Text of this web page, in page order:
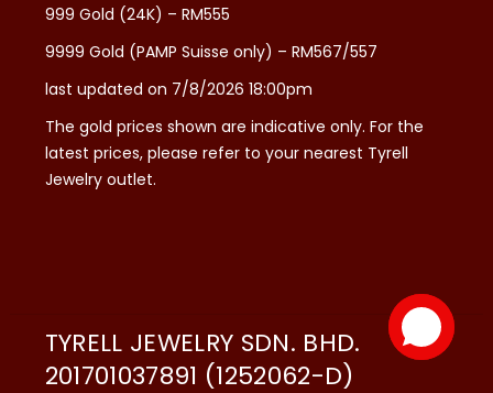
999 Gold (24K) – RM555
9999 Gold (PAMP Suisse only) – RM567/557
last updated on 7/8/2026 18:00pm
The gold prices shown are indicative only. For the
latest prices, please refer to your nearest Tyrell
Jewelry outlet.
TYRELL JEWELRY SDN. BHD.
201701037891 (1252062-D)